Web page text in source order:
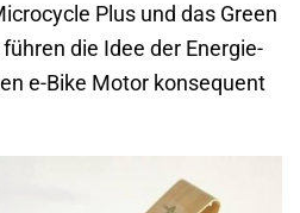
Plus und das Green
die Idee der Energie-
e-Bike Motor konsequent